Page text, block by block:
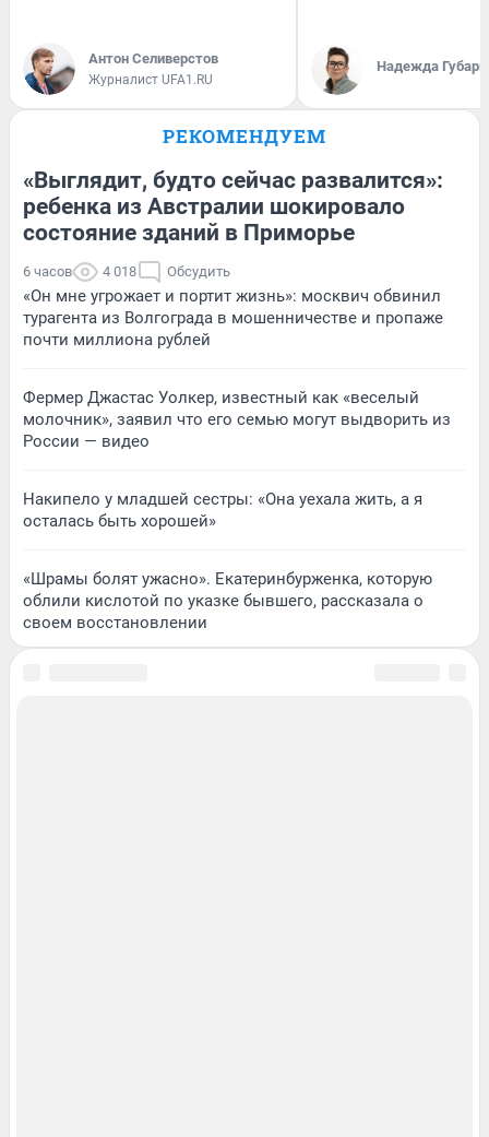
Антон Селиверстов
Журналист UFA1.RU
Надежда Губарь
РЕКОМЕНДУЕМ
«Выглядит, будто сейчас развалится»:
ребенка из Австралии шокировало
состояние зданий в Приморье
6 часов 4 018 Обсудить
«Он мне угрожает и портит жизнь»: москвич обвинил
турагента из Волгограда в мошенничестве и пропаже
почти миллиона рублей
Фермер Джастас Уолкер, известный как «веселый
молочник», заявил что его семью могут выдворить из
России — видео
Накипело у младшей сестры: «Она уехала жить, а я
осталась быть хорошей»
«Шрамы болят ужасно». Екатеринбурженка, которую
облили кислотой по указке бывшего, рассказала о
своем восстановлении